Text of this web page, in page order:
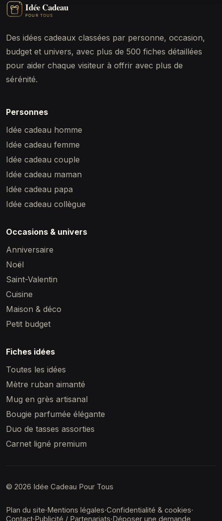
Des idées cadeaux classées par personne, occasion,
budget et univers, avec plus de 500 fiches détaillées
pour aider chaque visiteur à offrir avec plus de
sérénité.
Personnes
Idée cadeau homme
Idée cadeau femme
Idée cadeau couple
Idée cadeau maman
Idée cadeau papa
Idée cadeau collègue
Occasions & univers
Anniversaire
Noël
Saint-Valentin
Cuisine
Maison & déco
Petit budget
Fiches idées
Toutes les idées
Mètre ruban aimanté
Mug en grès artisanal
Bougie parfumée élégante
Duo de tasses assorties
Carnet ligné premium
© 2026 Idée Cadeau Pour Tous
Plan du site·Mentions légales·Confidentialité & cookies·
Contact·Publicité / Partenariats·Déposer une demande